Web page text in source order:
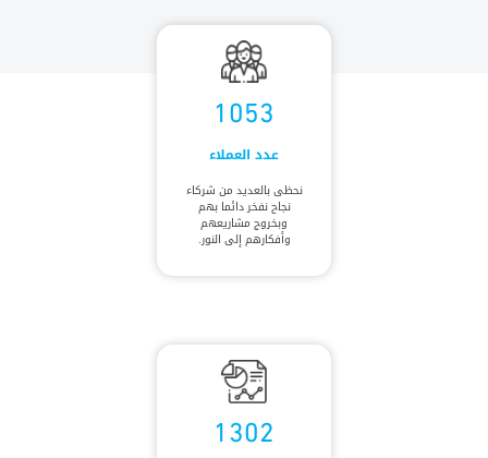
1053
عدد العملاء
نحظى بالعديد من شركاء
نجاح نفخر دائما بهم
وبخروج مشاريعهم
وأفكارهم إلى النور.
1302